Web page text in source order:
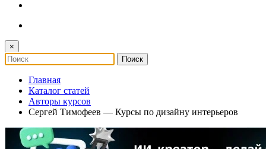
×
Главная
Каталог статей
Авторы курсов
Сергей Тимофеев — Курсы по дизайну интерьеров